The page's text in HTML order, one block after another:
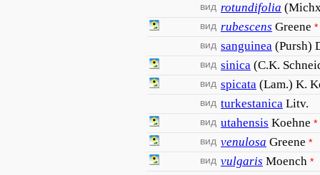
вид rotundifolia
вид rubescens Greene *
вид sanguinea (Pursh)
вид sinica (C.K.
вид spicata (Lam.) K.
вид turkestanica Litv.
вид utahensis Koehne *
вид venulosa Greene *
вид vulgaris Moench *